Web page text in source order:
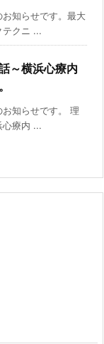
お知らせです。最大
テクニ ...
～横浜心療内
お知らせです。 理
心療内 ...